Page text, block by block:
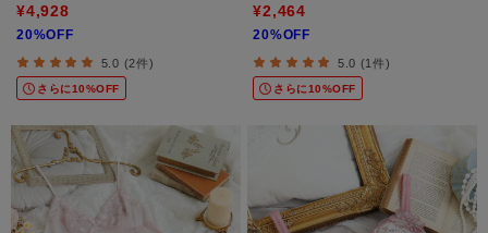
¥4,928
20%OFF
5.0 (2件)
さらに10%OFF
¥2,464
20%OFF
5.0 (1件)
さらに10%OFF